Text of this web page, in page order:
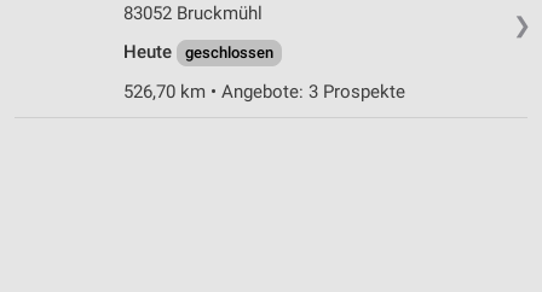
❯
83052 Bruckmühl
Heute
geschlossen
526,70 km • Angebote: 3 Prospekte